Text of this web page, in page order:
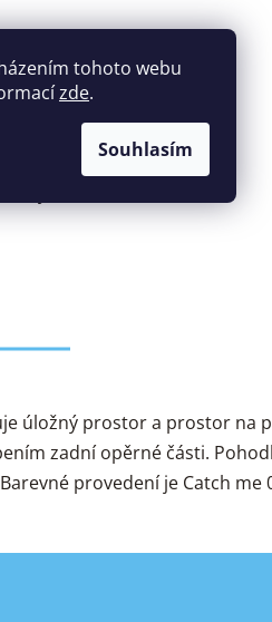
tohoto webu
zde.
Souhlasím
Široký výběr
nábytku za rozumné
úložný prostor a prostor na
zadní opěrné části.
provedení je Catch me